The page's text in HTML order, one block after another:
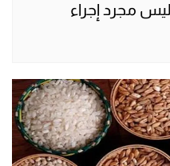
مجرد إجراء